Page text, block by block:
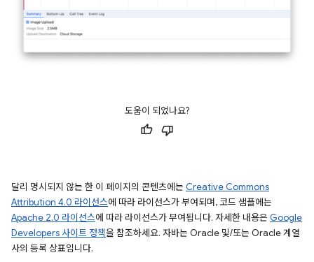
도움이 되었나요?
달리 명시되지 않는 한 이 페이지의 콘텐츠에는 Creative Commons
Attribution 4.0 라이선스에 따라 라이선스가 부여되며, 코드 샘플에는
Apache 2.0 라이선스에 따라 라이선스가 부여됩니다. 자세한 내용은 Google
Developers 사이트 정책을 참조하세요. 자바는 Oracle 및/또는 Oracle 계열
사의 등록 상표입니다.